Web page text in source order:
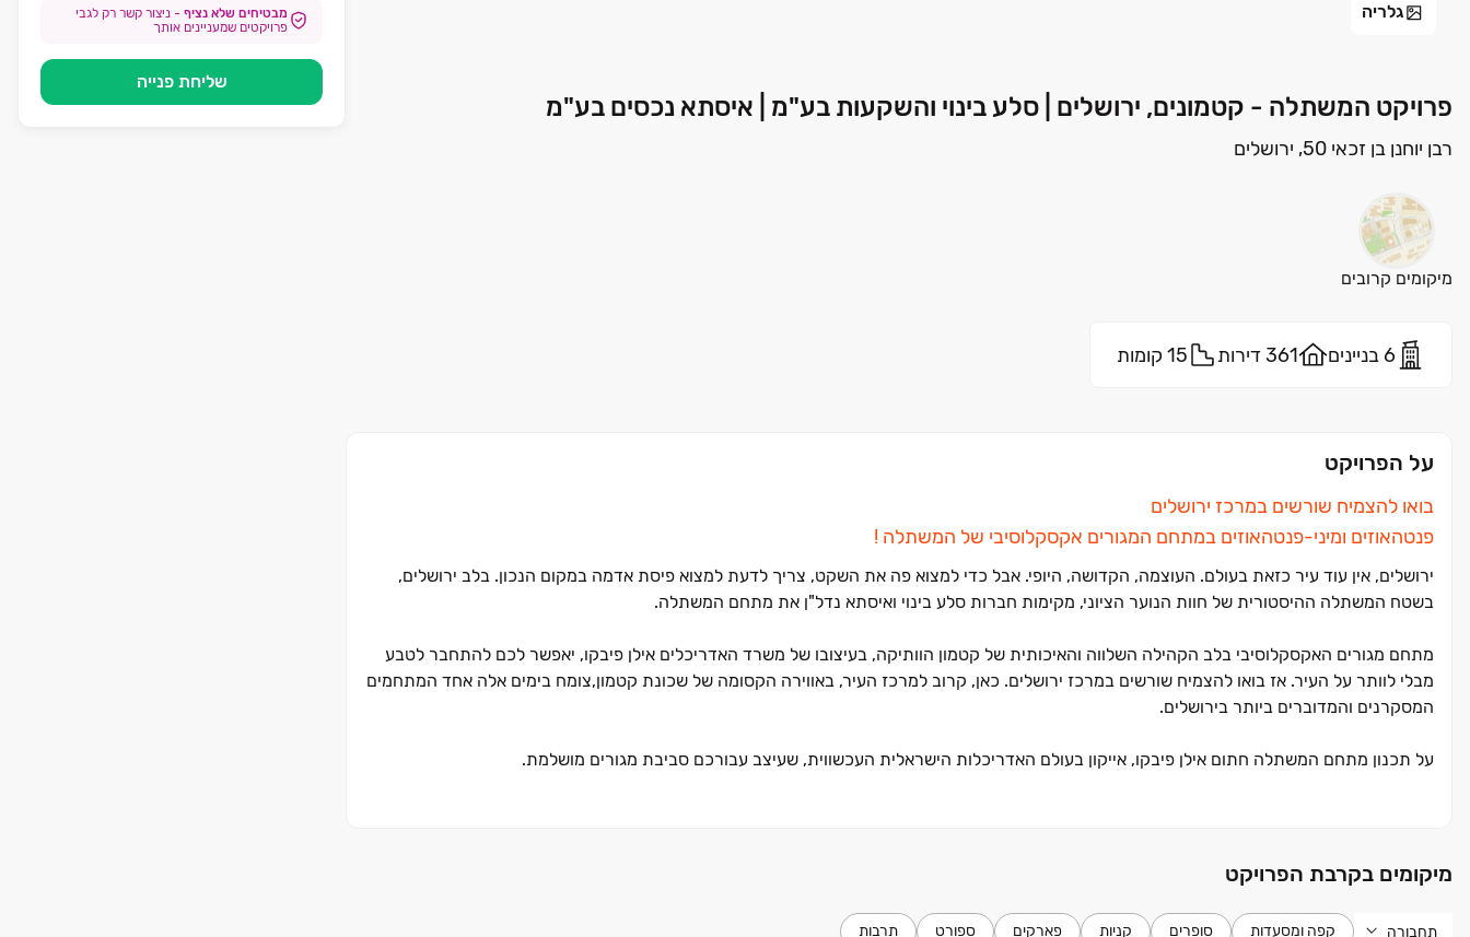
גלריה
פרויקט המשתלה - קטמונים, ירושלים | סלע בינוי והשקעות בע"מ | איסתא נכסים בע"מ
רבן יוחנן בן זכאי 50, ירושלים
מיקומים קרובים
6 בניינים 361 דירות 15 קומות
על הפרויקט
בואו להצמיח שורשים במרכז ירושלים
פנטהאוזים ומיני-פנטהאוזים במתחם המגורים אקסקלוסיבי של המשתלה !
ירושלים, אין עוד עיר כזאת בעולם. העוצמה, הקדושה, היופי. אבל כדי למצוא פה את השקט, צריך לדעת למצוא פיסת אדמה במקום הנכון. בלב ירושלים,
בשטח המשתלה ההיסטורית של חוות הנוער הציוני, מקימות חברות סלע בינוי ואיסתא נדל"ן את מתחם המשתלה.
מתחם מגורים האקסקלוסיבי בלב הקהילה השלווה והאיכותית של קטמון הוותיקה, בעיצובו של משרד האדריכלים אילן פיבקו, יאפשר לכם להתחבר לטבע
מבלי לוותר על העיר. אז בואו להצמיח שורשים במרכז ירושלים. כאן, קרוב למרכז העיר, באווירה הקסומה של שכונת קטמון,צומח בימים אלה אחד המתחמים
המסקרנים והמדוברים ביותר בירושלים.
על תכנון מתחם המשתלה חתום אילן פיבקו, אייקון בעולם האדריכלות הישראלית העכשווית, שעיצב עבורכם סביבת מגורים מושלמת.
והאדריכל אילן פיבקו ‏- הופכים את מתחם המשתלה למפגש פסגה של איכות, סגנון ויוקרה, המשתלב בסביבה ומעשיר אותה.
המתחם החדשני והמסוגנן מציע חוויית מגורים אקסקלוסיבית ומלאת השראה בלב לבה של ירושלים. לכל אחד מהבניינים לובי אלגנטי ורחב ידיים, מעליות
מיקומים בקרבת הפרויקט
תחבורה קפה ומסעדות סופרים קניות פארקים ספורט תרבות
מבטיחים שלא נציף - ניצור קשר רק לגבי
פרויקטים שמעניינים אותך
שליחת פנייה